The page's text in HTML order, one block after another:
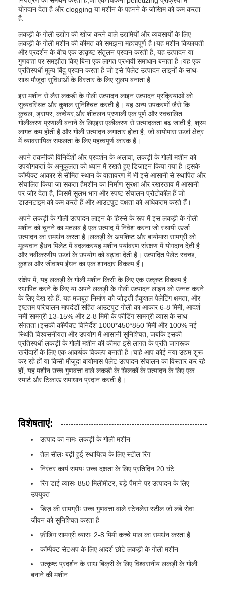
योगदान देता है और clogging या मशीन के पहनने के जोखिम को कम करता
है.
लकड़ी के गोली उद्योग की खोज करने वाले उद्यमियों और व्यवसायों के लिए
लकड़ी के गोली मशीन की कीमत को समझना महत्वपूर्ण है।यह मशीन किफायती
और प्रदर्शन के बीच एक उत्कृष्ट संतुलन प्रदान करती है, यह उत्पादन या
गुणवत्ता पर समझौता किए बिना एक लागत प्रभावी समाधान बनाता है।यह एक
प्रतिस्पर्धी मूल्य बिंदु प्रदान करता है जो इसे पिलेट उत्पादन लाइनों के साथ-
साथ मौजूदा सुविधाओं के विस्तार के लिए सुलभ बनाता है.
इस मशीन से लैस लकड़ी के गोली उत्पादन लाइन उत्पादन प्रक्रियाओं को
सुव्यवस्थित और कुशल सुनिश्चित करती है। यह अन्य उपकरणों जैसे कि
कुचल, ड्रायर, कन्वेयर,और शीतलन प्रणाली एक पूर्ण और स्वचालित
गोलीकरण प्रणाली बनाने के लिएइस एकीकरण से उत्पादकता बढ़ जाती है, श्रम
लागत कम होती है और गोली उत्पादन लगातार होता है, जो बायोमास ऊर्जा क्षेत्र
में व्यावसायिक सफलता के लिए महत्वपूर्ण कारक हैं।
अपने तकनीकी विनिर्देशों और प्रदर्शन के अलावा, लकड़ी के गोली मशीन को
उपयोगकर्ता के अनुकूलता को ध्यान में रखते हुए डिज़ाइन किया गया है।इसके
कॉम्पैक्ट आकार से सीमित स्थान के वातावरण में भी इसे आसानी से स्थापित और
संचालित किया जा सकता हैमशीन का निर्माण सुरक्षा और रखरखाव में आसानी
पर जोर देता है, जिसमें सुलभ भाग और स्पष्ट संचालन प्रोटोकॉल हैं जो
डाउनटाइम को कम करते हैं और आउटपुट दक्षता को अधिकतम करते हैं।
अपने लकड़ी के गोली उत्पादन लाइन के हिस्से के रूप में इस लकड़ी के गोली
मशीन को चुनने का मतलब है एक उत्पाद में निवेश करना जो स्थायी ऊर्जा
उत्पादन का समर्थन करता है।लकड़ी के अपशिष्ट और बायोमास सामग्री को
मूल्यवान ईंधन पिलेट में बदलकरयह मशीन पर्यावरण संरक्षण में योगदान देती है
और नवीकरणीय ऊर्जा के उपयोग को बढ़ावा देती है। उत्पादित पेलेट स्वच्छ,
कुशल और जीवाश्म ईंधन का एक शानदार विकल्प हैं।
संक्षेप में, यह लकड़ी के गोली मशीन किसी के लिए एक उत्कृष्ट विकल्प है
स्थापित करने के लिए या अपने लकड़ी के गोली उत्पादन लाइन को उन्नत करने
के लिए देख रहे हैं. यह मजबूत निर्माण को जोड़ती हैकुशल पेलेटिंग क्षमता, और
इष्टतम परिचालन मापदंडों सहित आउटपुट गोली का आकार 6-8 मिमी, आदर्श
नमी सामग्री 13-15% और 2-8 मिमी के फीडिंग सामग्री व्यास के साथ
संगतता।इसकी कॉम्पैक्ट विनिर्देश 1000*450*850 मिमी और 100% नई
स्थिति विश्वसनीयता और उपयोग में आसानी सुनिश्चित, जबकि इसकी
प्रतिस्पर्धी लकड़ी के गोली मशीन की कीमत इसे लागत के प्रति जागरूक
खरीदारों के लिए एक आकर्षक विकल्प बनाती है।चाहे आप कोई नया उद्यम शुरू
कर रहे हों या किसी मौजूदा बायोमास पेलेट उत्पादन संचालन का विस्तार कर रहे
हों, यह मशीन उच्च गुणवत्ता वाले लकड़ी के छिलकों के उत्पादन के लिए एक
स्मार्ट और टिकाऊ समाधान प्रदान करती है।
विशेषताएं:
उत्पाद का नामः लकड़ी के गोली मशीन
तेल सीलः बढ़ी हुई स्थायित्व के लिए स्टील रिंग
निरंतर कार्य समयः उच्च दक्षता के लिए प्रतिदिन 20 घंटे
रिंग डाई व्यासः 850 मिलीमीटर, बड़े पैमाने पर उत्पादन के लिए
उपयुक्त
डिज़ की सामग्रीः उच्च गुणवत्ता वाले स्टेनलेस स्टील जो लंबे सेवा
जीवन को सुनिश्चित करता है
फ़ीडिंग सामग्री व्यासः 2-8 मिमी कच्चे माल का समर्थन करता है
कॉम्पैक्ट सेटअप के लिए आदर्श छोटे लकड़ी के गोली मशीन
उत्कृष्ट प्रदर्शन के साथ बिक्री के लिए विश्वसनीय लकड़ी के गोली
बनाने की मशीन